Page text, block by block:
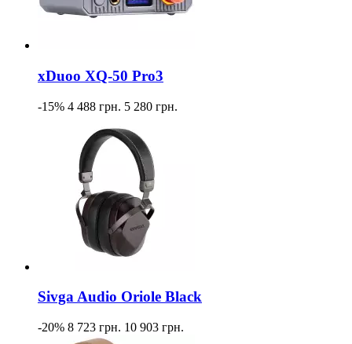
xDuoo XQ-50 Pro3
-15% 4 488 грн. 5 280 грн.
Sivga Audio Oriole Black
-20% 8 723 грн. 10 903 грн.